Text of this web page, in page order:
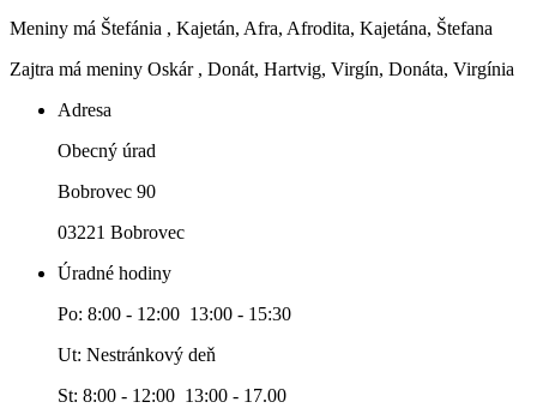
Meniny má Štefánia , Kajetán, Afra, Afrodita, Kajetána, Štefana
Zajtra má meniny Oskár , Donát, Hartvig, Virgín, Donáta, Virgínia
Adresa
Obecný úrad
Bobrovec 90
03221 Bobrovec
Úradné hodiny
Po: 8:00 - 12:00 13:00 - 15:30
Ut: Nestránkový deň
St: 8:00 - 12:00 13:00 - 17.00